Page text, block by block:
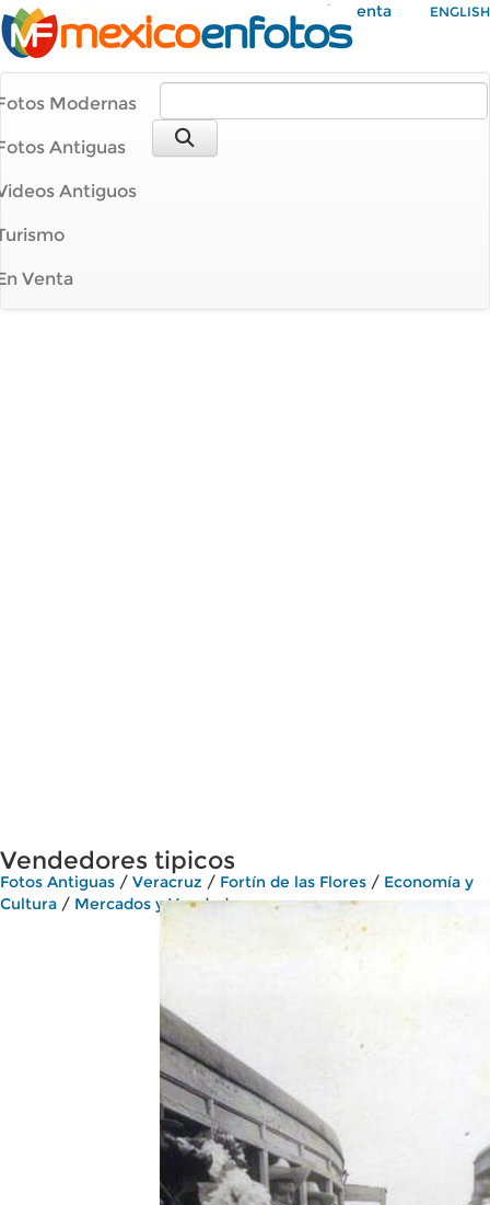
Mi Cuenta ENGLISH
Modernas
Antiguas
Antiguos
Venta
Vendedores tipicos
Fotos Antiguas / Veracruz / Fortín de las Flores / Economía y
Cultura / Mercados y Vendedores